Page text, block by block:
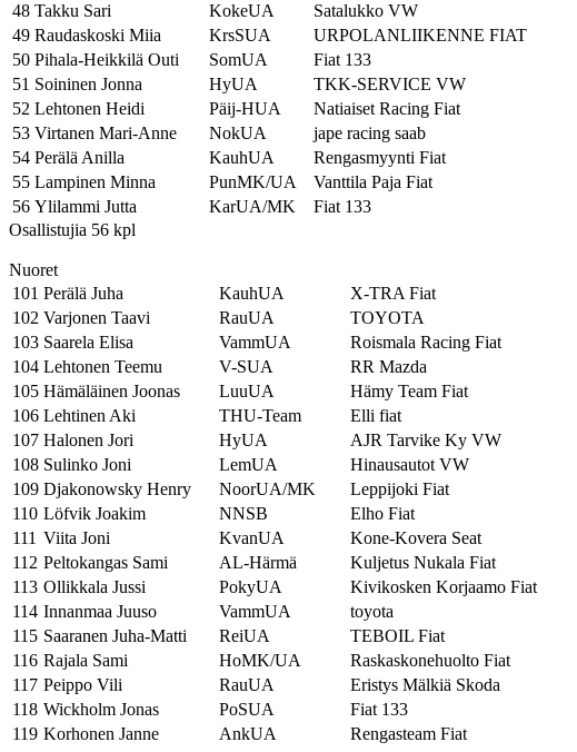
48 Takku Sari KokeUA
Satalukko VW
49 Raudaskoski Miia KrsSUA
URPOLANLIIKENNE FIAT
50 Pihala-Heikkilä Outi SomUA
Fiat 133
51 Soininen Jonna HyUA
TKK-SERVICE VW
52 Lehtonen Heidi Päij-HUA
Natiaiset Racing Fiat
53 Virtanen Mari-Anne NokUA
jape racing saab
54 Perälä Anilla KauhUA
Rengasmyynti Fiat
55 Lampinen Minna PunMK/UA
Vanttila Paja Fiat
56 Ylilammi Jutta KarUA/MK
Fiat 133
Osallistujia 56 kpl
Nuoret
101 Perälä Juha KauhUA
X-TRA Fiat
102 Varjonen Taavi RauUA
TOYOTA
103 Saarela Elisa VammUA
Roismala Racing Fiat
104 Lehtonen Teemu V-SUA
RR Mazda
105 Hämäläinen Joonas LuuUA
Hämy Team Fiat
106 Lehtinen Aki THU-Team
Elli fiat
107 Halonen Jori HyUA
AJR Tarvike Ky VW
108 Sulinko Joni LemUA
Hinausautot VW
109 Djakonowsky Henry NoorUA/MK
Leppijoki Fiat
110 Löfvik Joakim NNSB
Elho Fiat
111 Viita Joni KvanUA
Kone-Kovera Seat
112 Peltokangas Sami AL-Härmä
Kuljetus Nukala Fiat
113 Ollikkala Jussi PokyUA
Kivikosken Korjaamo Fiat
114 Innanmaa Juuso VammUA
toyota
115 Saaranen Juha-Matti ReiUA
TEBOIL Fiat
116 Rajala Sami HoMK/UA
Raskaskonehuolto Fiat
117 Peippo Vili RauUA
Eristys Mälkiä Skoda
118 Wickholm Jonas PoSUA
Fiat 133
119 Korhonen Janne AnkUA
Rengasteam Fiat